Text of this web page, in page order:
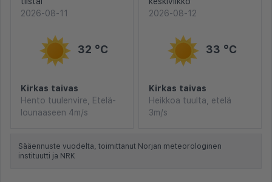
2026-08-11
32 °C
Kirkas taivas
Hento tuulenvire, Etelä-
lounaaseen 4m/s
2026-08-12
33 °C
Kirkas taivas
Heikkoa tuulta, etelä
3m/s
Sääennuste vuodelta, toimittanut Norjan meteorologinen
instituutti ja NRK